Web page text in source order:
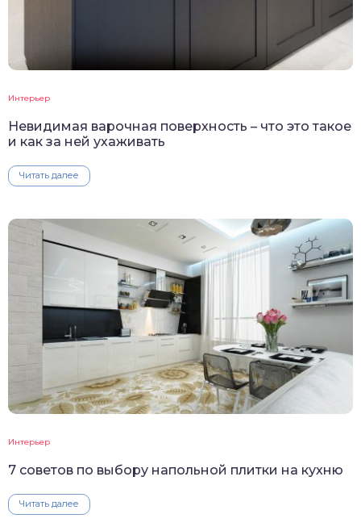
Интерьер
Невидимая варочная поверхность – что это такое
и как за ней ухаживать
Читать далее
Интерьер
7 советов по выбору напольной плитки на кухню
Читать далее